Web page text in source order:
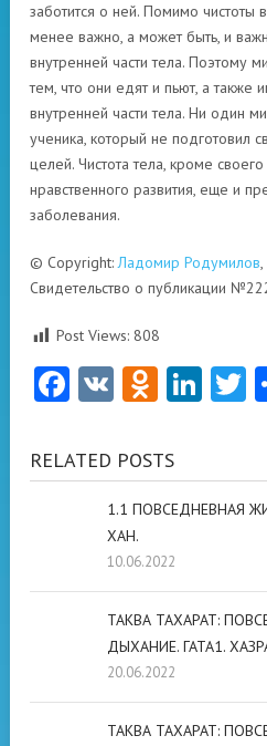
заботится о ней. Помимо чистоты
менее важно, а может быть, и
внутренней части тела. Поэтому
тем, что они едят и пьют, а
внутренней части тела. Ни один
ученика, который не подготовил
целей. Чистота тела, кроме
нравственного развития, еще и
заболевания.
© Copyright:Ладомир Родумилов
Свидетельство о публикации
Post Views: 808
Facebook
VK
RELATED POSTS
1.1 ПОВСЕДНЕВНАЯ
ХАН.
10.06.2022
ТАКВА ТАХАРАТ:
ДЫХАНИЕ. ГАТА1.
20.06.2022
ТАКВА ТАХАРАТ: